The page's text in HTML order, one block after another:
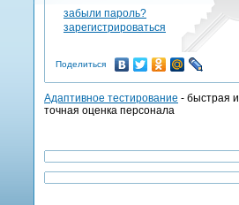
забыли пароль?
зарегистрироваться
Поделиться
Адаптивное тестирование - быстрая и
точная оценка персонала